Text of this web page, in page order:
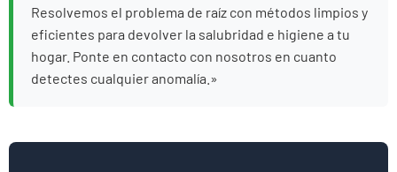
Resolvemos el problema de raíz con métodos limpios y
eficientes para devolver la salubridad e higiene a tu
hogar. Ponte en contacto con nosotros en cuanto
detectes cualquier anomalía.»